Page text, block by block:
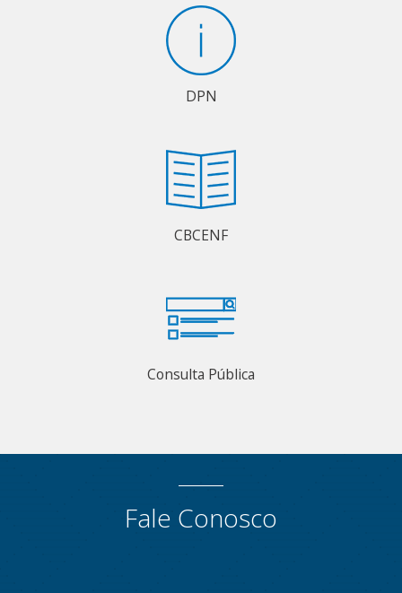
DPN
CBCENF
Consulta Pública
Fale Conosco